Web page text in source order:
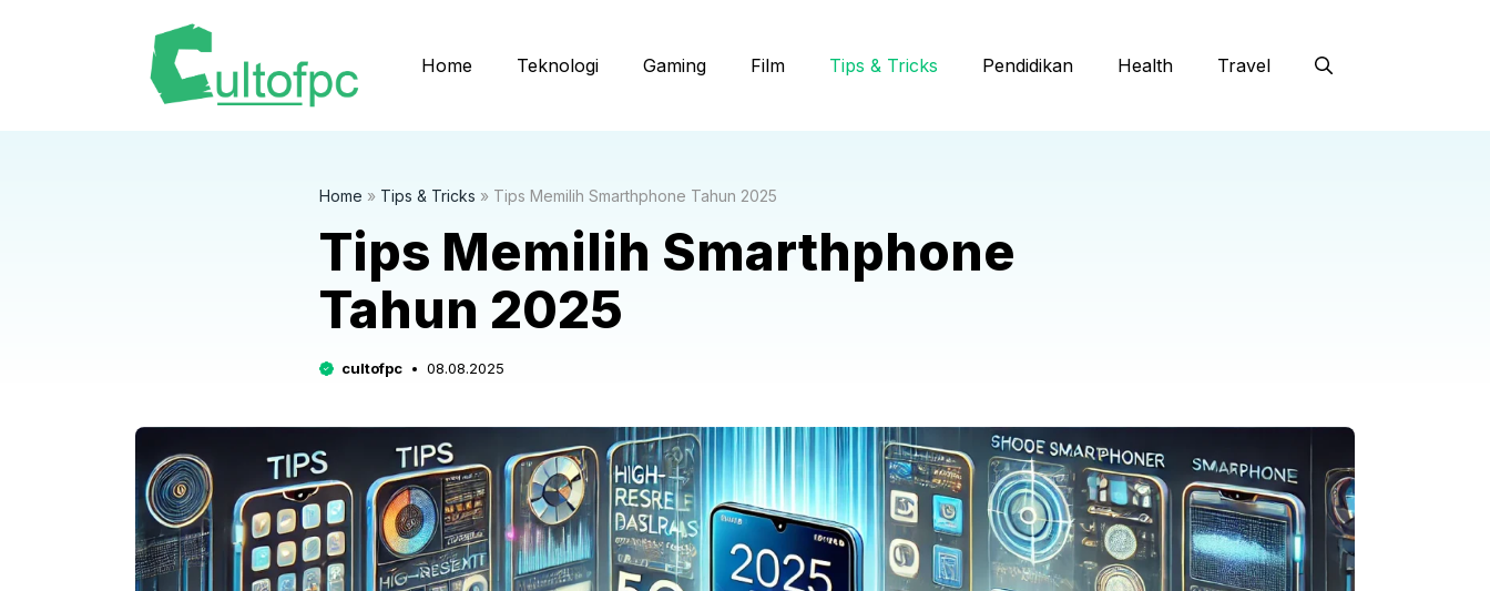
Home Teknologi Gaming Film Tips & Tricks Pendidikan Health Travel
Home » Tips & Tricks » Tips Memilih Smarthphone Tahun 2025
Tips Memilih Smarthphone
Tahun 2025
cultofpc 08.08.2025